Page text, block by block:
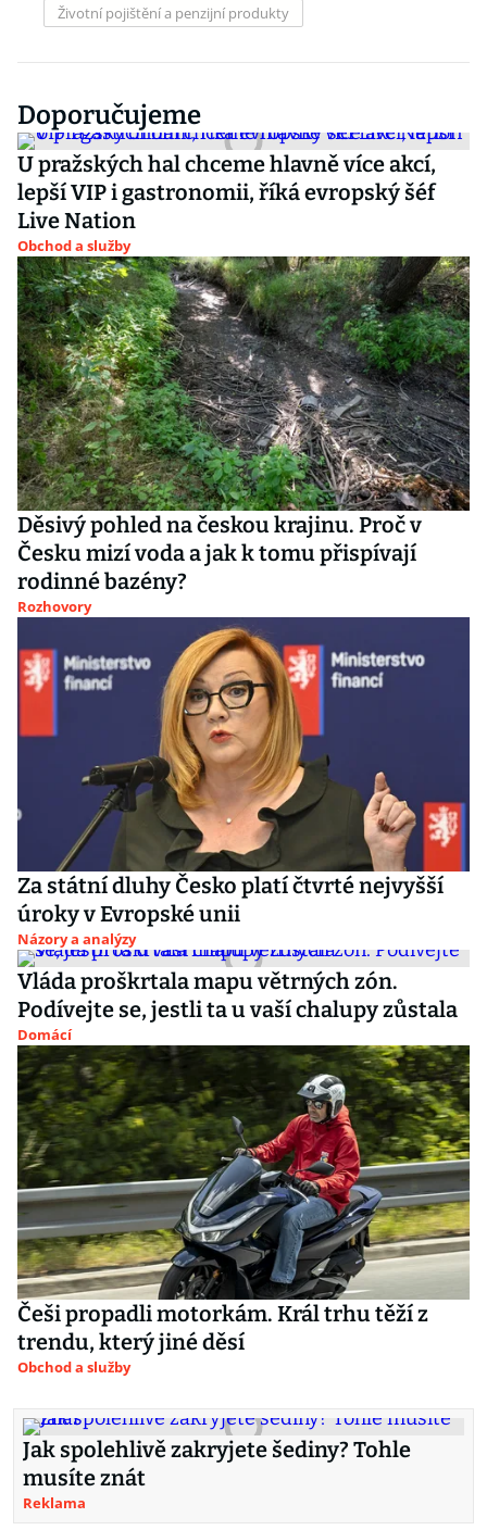
Životní pojištění a penzijní produkty
Doporučujeme
U pražských hal chceme hlavně více akcí,
lepší VIP i gastronomii, říká evropský šéf
Live Nation
Obchod a služby
Děsivý pohled na českou krajinu. Proč v
Česku mizí voda a jak k tomu přispívají
rodinné bazény?
Rozhovory
Za státní dluhy Česko platí čtvrté nejvyšší
úroky v Evropské unii
Názory a analýzy
Vláda proškrtala mapu větrných zón.
Podívejte se, jestli ta u vaší chalupy zůstala
Domácí
Češi propadli motorkám. Král trhu těží z
trendu, který jiné děsí
Obchod a služby
Jak spolehlivě zakryjete šediny? Tohle
musíte znát
Reklama